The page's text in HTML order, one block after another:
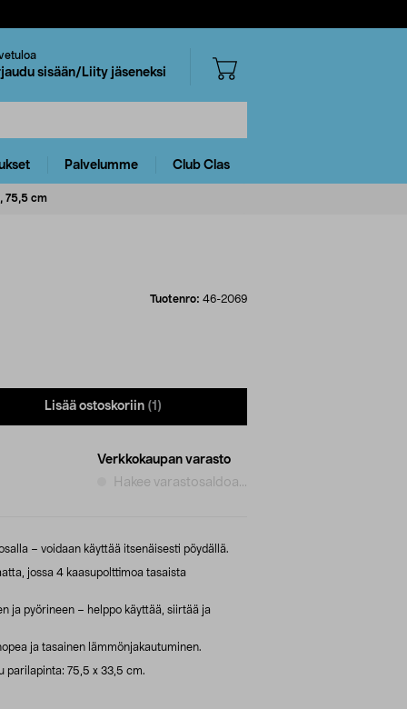
sisään/Liity jäseneksi
Palvelumme Club Clas
75,5 cm
Tuotenro: 46-2069
Lisää ostoskoriin (1)
Verkkokaupan varasto
Hakee varastosaldoa...
– voidaan käyttää itsenäisesti pöydällä.
jossa 4 kaasupolttimoa tasaista
ja pyörineen – helppo käyttää, siirtää ja
ja tasainen lämmönjakautuminen.
parilapinta: 75,5 x 33,5 cm.